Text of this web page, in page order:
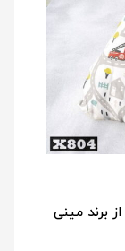
از برند مینی